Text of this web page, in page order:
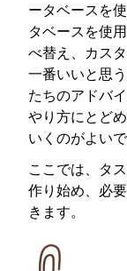
ータベースを
タベースを使
べ替え、カス
一番いいと思
たちのアドバ
やり方にとど
いくのがよいで
ここでは、タ
作り始め、必
きます。